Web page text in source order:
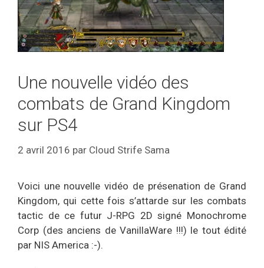
Une nouvelle vidéo des
combats de Grand Kingdom
sur PS4
2 avril 2016 par Cloud Strife Sama
Voici une nouvelle vidéo de présenation de Grand
Kingdom, qui cette fois s’attarde sur les combats
tactic de ce futur J-RPG 2D signé Monochrome
Corp (des anciens de VanillaWare !!!) le tout édité
par NIS America :-).